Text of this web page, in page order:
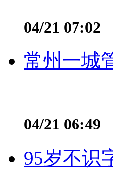
04/21 07:02
常州一城
04/21 06:49
95岁不识